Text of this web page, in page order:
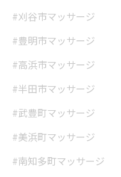
#刈谷市マッサージ
#豊明市マッサージ
#高浜市マッサージ
#半田市マッサージ
#武豊町マッサージ
#美浜町マッサージ
#南知多町マッサージ